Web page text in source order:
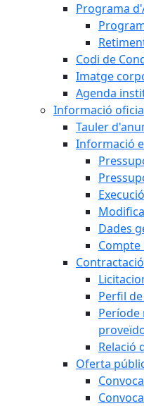
Programa
Codi de
Imatge
Agenda
Informació
Tauler
Informació
Dades
Compte
Perfil
Període
Relació
Oferta